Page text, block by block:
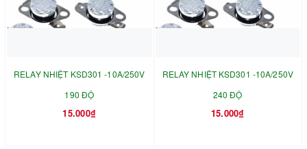
RELAY NHIỆT KSD301 -10A/250V
190 ĐỘ
15.000₫
RELAY NHIỆT KSD301 -10A/250V
240 ĐỘ
15.000₫